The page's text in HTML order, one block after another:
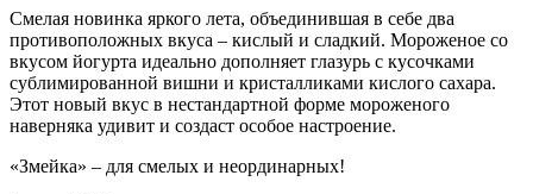
Смелая новинка яркого лета, объединившая в себе два
противоположных вкуса – кислый и сладкий. Мороженое со
вкусом йогурта идеально дополняет глазурь с кусочками
сублимированной вишни и кристалликами кислого сахара.
Этот новый вкус в нестандартной форме мороженого
наверняка удивит и создаст особое настроение.
«Змейка» – для смелых и неординарных!